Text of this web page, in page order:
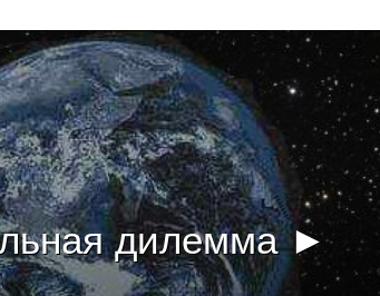
дилемма ►